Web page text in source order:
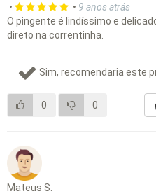
•
• 9 anos atrás
O pingente é lindíssimo e
direto na correntinha.
Sim, recomendaria este
0 0
Mateus S.